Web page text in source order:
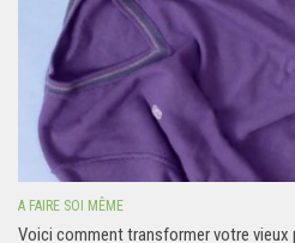
A FAIRE SOI MÊME
Voici comment transformer votre vieux